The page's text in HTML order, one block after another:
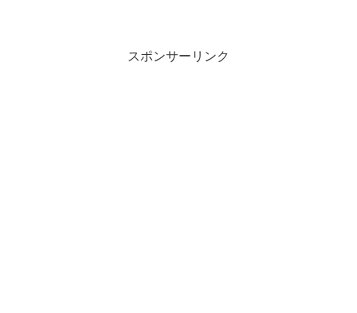
スポンサーリンク